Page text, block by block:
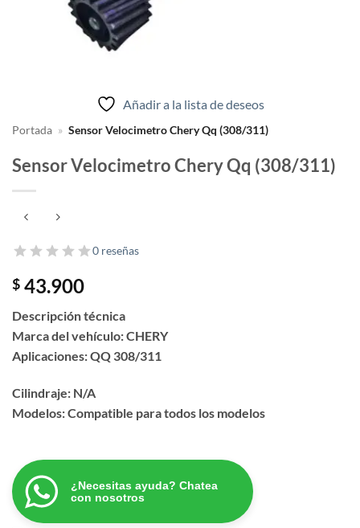
Añadir a la lista de deseos
Portada » Sensor Velocimetro Chery Qq (308/311)
Sensor Velocimetro Chery Qq (308/311)
0 reseñas
$ 43.900
Descripción técnica
Marca del vehículo: CHERY
Aplicaciones: QQ 308/311
Cilindraje: N/A
Modelos: Compatible para todos los modelos
¿Necesitas ayuda? Chatea
con nosotros